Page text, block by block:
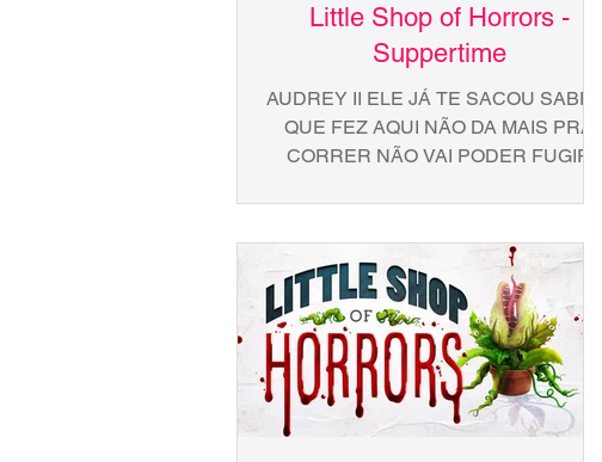
Little Shop of Horrors -
Suppertime
AUDREY II ELE JÁ TE SACOU SABE O
QUE FEZ AQUI NÃO DA MAIS PRA
CORRER NÃO VAI PODER FUGIR